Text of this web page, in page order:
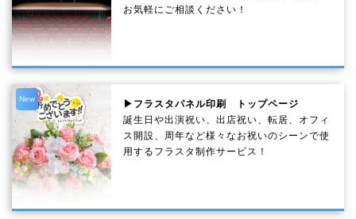
お気軽にご相談ください！
New
▶フラスタパネル印刷 トップページ
誕生日や出演祝い、出店祝い、転居、オフィ
ス開設、周年など様々なお祝いのシーンで使
用するフラスタ制作サービス！